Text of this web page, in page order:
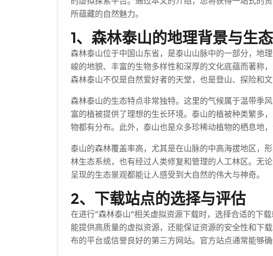
所蕴藏的自然魅力。
1、森林泰山的地理背景与生
森林泰山位于中国山东省，是泰山山脉中的一部分，地
峻的地貌、丰富的生物多样性和深厚的文化底蕴而著称
森林泰山不仅是自然爱好者的天堂，也是登山、探险和文
森林泰山的生态特点非常独特。这里的气候属于温带季
富的植被提供了理想的生长环境。泰山的植被种类繁多
物都有分布。此外，泰山也是众多珍稀动植物的栖息地
泰山的森林覆盖率高，尤其是在山脉的中高海拔地区，
林生态系统，也有经过人类修复和管理的人工林区。无
呈现的生态景观都能让人感受到大自然的伟大与神奇。
2、下载站点的选择与评估
在进行“森林泰山”相关虚拟资源下载时，选择合适的下
能提供高质量的虚拟资源，还能保证资源的安全性和下
布的平台或信誉良好的第三方网站。官方站点通常能够